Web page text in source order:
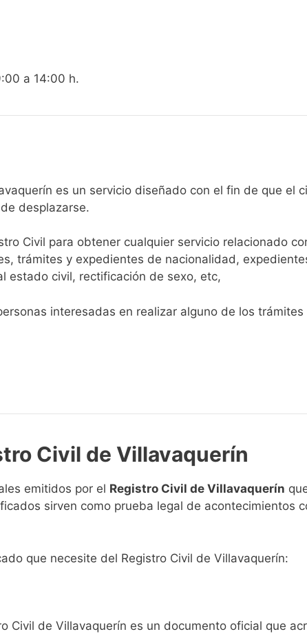
a 14:00 h.
es un servicio diseñado con el fin de que el
desplazarse.​
Civil para obtener cualquier servicio relacionado
trámites y expedientes de nacionalidad,
estado civil, rectificación de sexo, etc,
interesadas en realizar alguno de los
Civil de Villavaquerín
emitidos por el Registro Civil de Villavaquerín
sirven como prueba legal de acontecimientos
que necesite del Registro Civil de Villavaquerín:
Civil de Villavaquerín es un documento oficial que